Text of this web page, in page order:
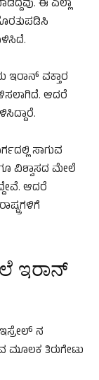
ಈ ಎಲ್ಲಾ
ಇರಾನ್ ವಕ್ತಾರ
ಆದರೆ
ಸಾಗುವ
ವಿಶ್ವಾಸದ ಮೇಲೆ
ಆದರೆ
ಇರಾನ್‌
ನ
ಮೂಲಕ ತಿರುಗೇಟು